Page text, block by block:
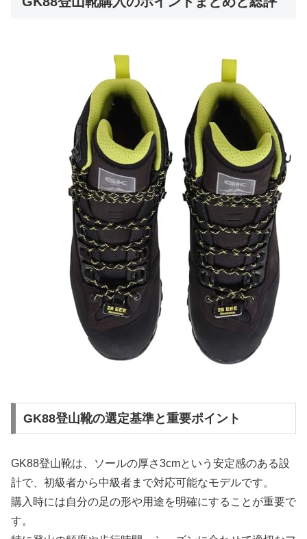
GK88登山靴の選定基準と重要ポイント
GK88登山靴は、ソールの厚さ3cmという安定感のある設
計で、初級者から中級者まで対応可能なモデルです。
購入時には自分の足の形や用途を明確にすることが重要で
す。